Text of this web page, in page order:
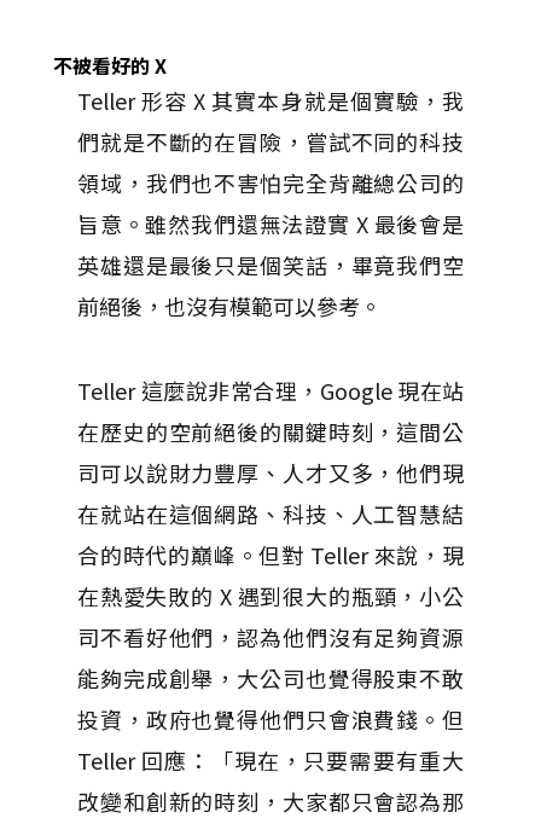
不被看好的 X
Teller 形容 X 其實本身就是個實驗，我
們就是不斷的在冒險，嘗試不同的科技
領域，我們也不害怕完全背離總公司的
旨意。雖然我們還無法證實 X 最後會是
英雄還是最後只是個笑話，畢竟我們空
前絕後，也沒有模範可以參考。
Teller 這麼說非常合理，Google 現在站
在歷史的空前絕後的關鍵時刻，這間公
司可以說財力豐厚、人才又多，他們現
在就站在這個網路、科技、人工智慧結
合的時代的巔峰。但對 Teller 來說，現
在熱愛失敗的 X 遇到很大的瓶頸，小公
司不看好他們，認為他們沒有足夠資源
能夠完成創舉，大公司也覺得股東不敢
投資，政府也覺得他們只會浪費錢。但
Teller 回應：「現在，只要需要有重大
改變和創新的時刻，大家都只會認為那